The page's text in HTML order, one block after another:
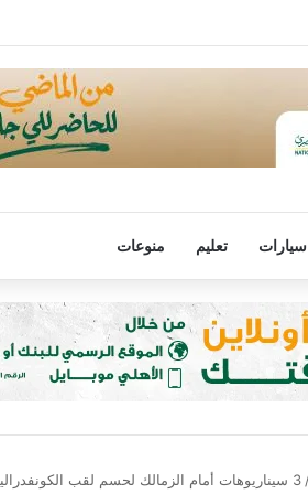
المساس بالوضع فى القدس
سيارات تعليم منوعات
3 سيناريوهات أمام الزمالك لحسم لقب الكونفدرالية من نهضة بركان